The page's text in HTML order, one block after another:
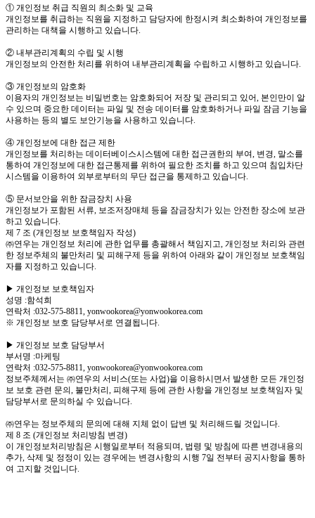
① 개인정보 취급 직원의 최소화 및 교육
개인정보를 취급하는 직원을 지정하고 담당자에 한정시켜 최소화하여 개인정보를
관리하는 대책을 시행하고 있습니다.
② 내부관리계획의 수립 및 시행
개인정보의 안전한 처리를 위하여 내부관리계획을 수립하고 시행하고 있습니다.
③ 개인정보의 암호화
이용자의 개인정보는 비밀번호는 암호화되어 저장 및 관리되고 있어, 본인만이 알
수 있으며 중요한 데이터는 파일 및 전송 데이터를 암호화하거나 파일 잠금 기능을
사용하는 등의 별도 보안기능을 사용하고 있습니다.
④ 개인정보에 대한 접근 제한
개인정보를 처리하는 데이터베이스시스템에 대한 접근권한의 부여, 변경, 말소를
통하여 개인정보에 대한 접근통제를 위하여 필요한 조치를 하고 있으며 침입차단
시스템을 이용하여 외부로부터의 무단 접근을 통제하고 있습니다.
⑤ 문서보안을 위한 잠금장치 사용
개인정보가 포함된 서류, 보조저장매체 등을 잠금장치가 있는 안전한 장소에 보관
하고 있습니다.
제 7 조 (개인정보 보호책임자 작성)
㈜연우는 개인정보 처리에 관한 업무를 총괄해서 책임지고, 개인정보 처리와 관련
한 정보주체의 불만처리 및 피해구제 등을 위하여 아래와 같이 개인정보 보호책임
자를 지정하고 있습니다.
▶ 개인정보 보호책임자
성명 :함석희
연락처 :032-575-8811, yonwookorea@yonwookorea.com
※ 개인정보 보호 담당부서로 연결됩니다.
▶ 개인정보 보호 담당부서
부서명 :마케팅
연락처 :032-575-8811, yonwookorea@yonwookorea.com
정보주체께서는 ㈜연우의 서비스(또는 사업)을 이용하시면서 발생한 모든 개인정
보 보호 관련 문의, 불만처리, 피해구제 등에 관한 사항을 개인정보 보호책임자 및
담당부서로 문의하실 수 있습니다.
㈜연우는 정보주체의 문의에 대해 지체 없이 답변 및 처리해드릴 것입니다.
제 8 조 (개인정보 처리방침 변경)
이 개인정보처리방침은 시행일로부터 적용되며, 법령 및 방침에 따른 변경내용의
추가, 삭제 및 정정이 있는 경우에는 변경사항의 시행 7일 전부터 공지사항을 통하
여 고지할 것입니다.